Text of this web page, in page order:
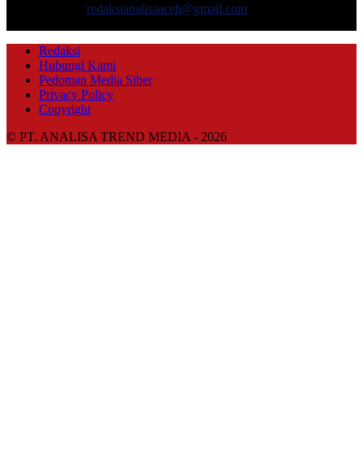
redaksianalisaaceh@gmail.com
Redaksi
Hubungi Kami
Pedoman Media Siber
Privacy Policy
Copyright
© PT. ANALISA TREND MEDIA - 2026